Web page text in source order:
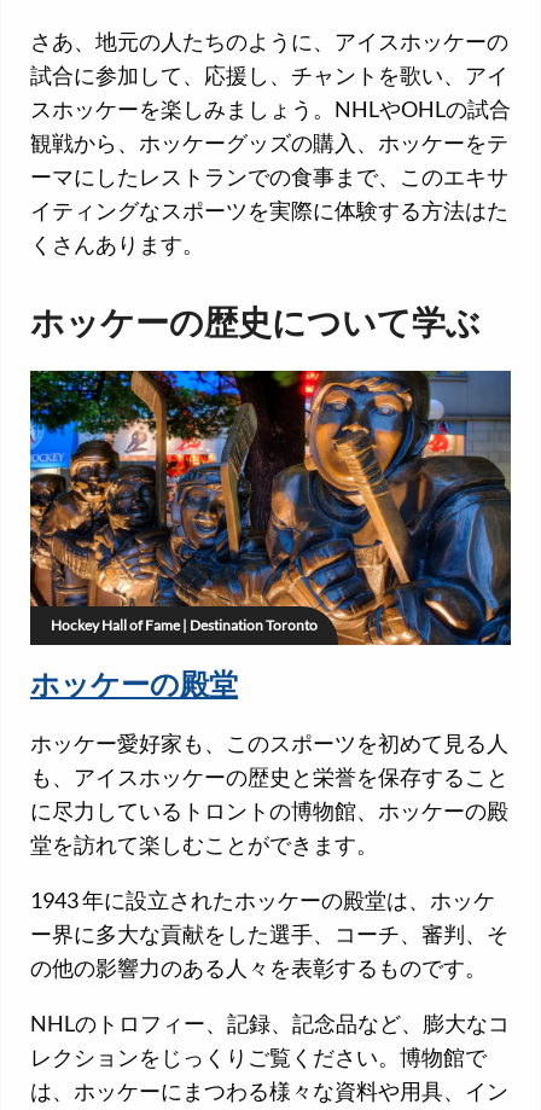
さあ、地元の人たちのように、アイスホッケーの
試合に参加して、応援し、チャントを歌い、アイ
スホッケーを楽しみましょう。NHLやOHLの試合
観戦から、ホッケーグッズの購入、ホッケーをテ
ーマにしたレストランでの食事まで、このエキサ
イティングなスポーツを実際に体験する方法はた
くさんあります。
ホッケーの歴史について学ぶ
Hockey Hall of Fame | Destination Toronto
ホッケーの殿堂
ホッケー愛好家も、このスポーツを初めて見る人
も、アイスホッケーの歴史と栄誉を保存すること
に尽力しているトロントの博物館、ホッケーの殿
堂を訪れて楽しむことができます。
1943 年に設立されたホッケーの殿堂は、ホッケ
ー界に多大な貢献をした選手、コーチ、審判、そ
の他の影響力のある人々を表彰するものです。
NHLのトロフィー、記録、記念品など、膨大なコ
レクションをじっくりご覧ください。博物館で
は、ホッケーにまつわる様々な資料や用具、イン